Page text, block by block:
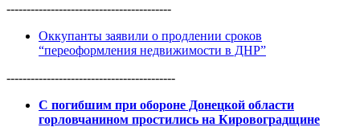
-----------------------------------------
Оккупанты заявили о продлении сроков
“переоформления недвижимости в ДНР”
------------------------------------------
С погибшим при обороне Донецкой области
горловчанином простились на Кировоградщине